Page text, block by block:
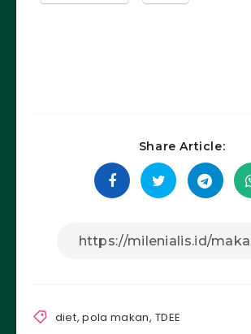
Share Article:
diet,pola makan,TDEE